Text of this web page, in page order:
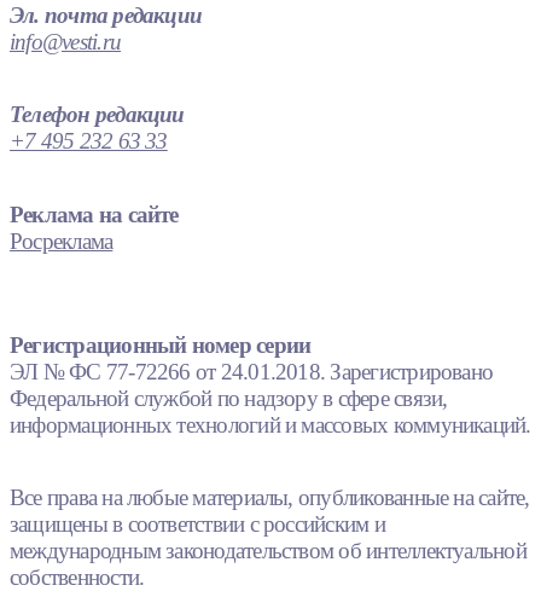
Эл. почта редакции
info@vesti.ru
Телефон редакции
+7 495 232 63 33
Реклама на сайте
Росреклама
Регистрационный номер серии
ЭЛ № ФС 77-72266 от 24.01.2018. Зарегистрировано
Федеральной службой по надзору в сфере связи,
информационных технологий и массовых коммуникаций.
Все права на любые материалы, опубликованные на сайте,
защищены в соответствии с российским и
международным законодательством об интеллектуальной
собственности.